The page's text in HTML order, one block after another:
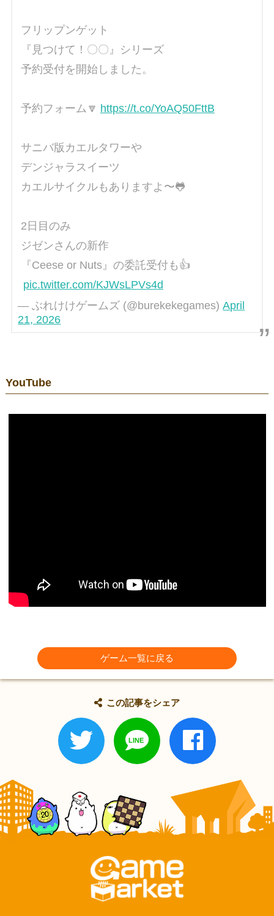
フリップンゲット
『見つけて！〇〇』シリーズ
予約受付を開始しました。
予約フォーム🔽 https://t.co/YoAQ50FttB
サニバ版カエルタワーや
デンジャラスイーツ
カエルサイクルもありますよ〜🐸
2日目のみ
ジゼンさんの新作
『Ceese or Nuts』の委託受付も👍
pic.twitter.com/KJWsLPVs4d
— ぶれけけゲームズ (@burekekegames)April
21, 2026
YouTube
ゲーム一覧に戻る
この記事をシェア